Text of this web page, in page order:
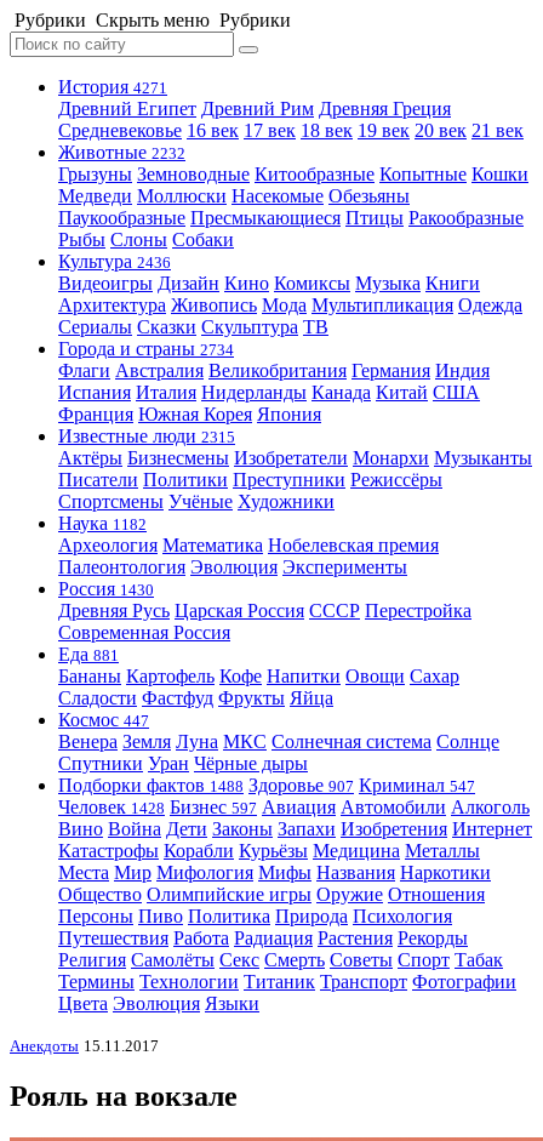
Рубрики Скрыть меню Рубрики
История 4271
Древний Египет Древний Рим Древняя Греция
Средневековье 16 век 17 век 18 век 19 век 20 век 21 век
Животные 2232
Грызуны Земноводные Китообразные Копытные Кошки
Медведи Моллюски Насекомые Обезьяны
Паукообразные Пресмыкающиеся Птицы Ракообразные
Рыбы Слоны Собаки
Культура 2436
Видеоигры Дизайн Кино Комиксы Музыка Книги
Архитектура Живопись Мода Мультипликация Одежда
Сериалы Сказки Скульптура ТВ
Города и страны 2734
Флаги Австралия Великобритания Германия Индия
Испания Италия Нидерланды Канада Китай США
Франция Южная Корея Япония
Известные люди 2315
Актёры Бизнесмены Изобретатели Монархи Музыканты
Писатели Политики Преступники Режиссёры
Спортсмены Учёные Художники
Наука 1182
Археология Математика Нобелевская премия
Палеонтология Эволюция Эксперименты
Россия 1430
Древняя Русь Царская Россия СССР Перестройка
Современная Россия
Еда 881
Бананы Картофель Кофе Напитки Овощи Сахар
Сладости Фастфуд Фрукты Яйца
Космос 447
Венера Земля Луна МКС Солнечная система Солнце
Спутники Уран Чёрные дыры
Подборки фактов 1488 Здоровье 907 Криминал 547
Человек 1428 Бизнес 597 Авиация Автомобили Алкоголь
Вино Война Дети Законы Запахи Изобретения Интернет
Катастрофы Корабли Курьёзы Медицина Металлы
Места Мир Мифология Мифы Названия Наркотики
Общество Олимпийские игры Оружие Отношения
Персоны Пиво Политика Природа Психология
Путешествия Работа Радиация Растения Рекорды
Религия Самолёты Секс Смерть Советы Спорт Табак
Термины Технологии Титаник Транспорт Фотографии
Цвета Эволюция Языки
Анекдоты 15.11.2017
Рояль на вокзале